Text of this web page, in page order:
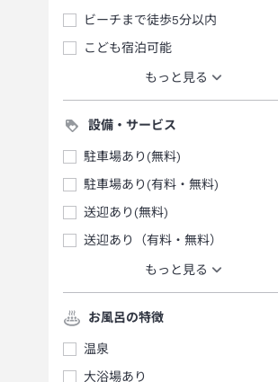
ビーチまで徒歩5分以内
こども宿泊可能
もっと見る
設備・サービス
駐車場あり(無料)
駐車場あり(有料・無料)
送迎あり(無料)
送迎あり（有料・無料）
もっと見る
お風呂の特徴
温泉
大浴場あり